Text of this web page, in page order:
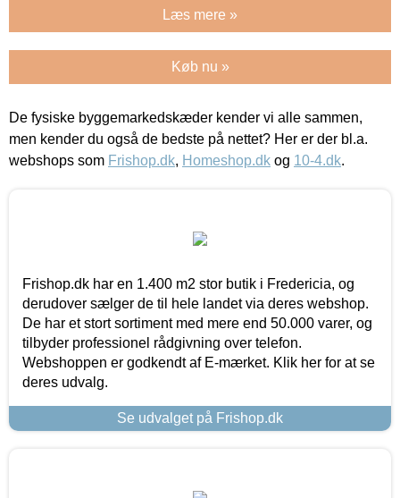
Læs mere »
Køb nu »
De fysiske byggemarkedskæder kender vi alle sammen,
men kender du også de bedste på nettet? Her er der bl.a.
webshops som Frishop.dk, Homeshop.dk og 10-4.dk.
Frishop.dk har en 1.400 m2 stor butik i Fredericia, og
derudover sælger de til hele landet via deres webshop.
De har et stort sortiment med mere end 50.000 varer, og
tilbyder professionel rådgivning over telefon.
Webshoppen er godkendt af E-mærket. Klik her for at se
deres udvalg.
Se udvalget på Frishop.dk